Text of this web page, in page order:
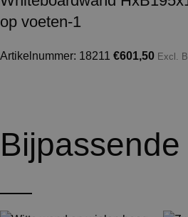
op voeten-1
Artikelnummer: 18211 €601,50 Excl.
Bijpassende